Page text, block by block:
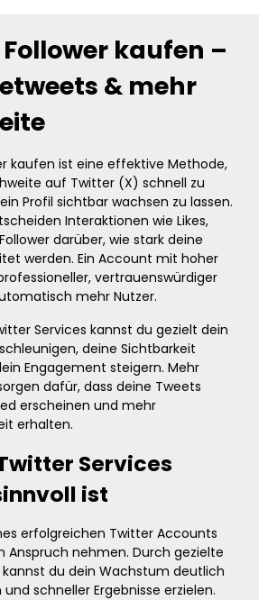
kaufen –
& mehr
kaufen ist eine effektive Methode,
auf Twitter (X) schnell zu
Profil sichtbar wachsen zu lassen.
Interaktionen wie Likes,
darüber, wie stark deine
werden. Ein Account mit hoher
vertrauenswürdiger
mehr Nutzer.
Services kannst du gezielt dein
deine Sichtbarkeit
Engagement steigern. Mehr
dafür, dass deine Tweets
erscheinen und mehr
erhalten.
Services
ist
erfolgreichen Twitter Accounts
Anspruch nehmen. Durch gezielte
du dein Wachstum deutlich
schneller Ergebnisse erzielen.